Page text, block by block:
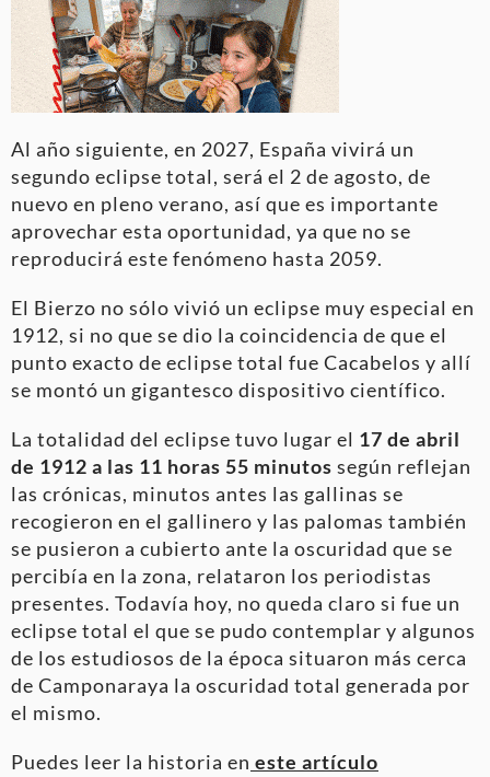
Al año siguiente, en 2027, España vivirá un
segundo eclipse total, será el 2 de agosto, de
nuevo en pleno verano, así que es importante
aprovechar esta oportunidad, ya que no se
reproducirá este fenómeno hasta 2059.
El Bierzo no sólo vivió un eclipse muy especial en
1912, si no que se dio la coincidencia de que el
punto exacto de eclipse total fue Cacabelos y allí
se montó un gigantesco dispositivo científico.
La totalidad del eclipse tuvo lugar el 17 de abril
de 1912 a las 11 horas 55 minutos según reflejan
las crónicas, minutos antes las gallinas se
recogieron en el gallinero y las palomas también
se pusieron a cubierto ante la oscuridad que se
percibía en la zona, relataron los periodistas
presentes. Todavía hoy, no queda claro si fue un
eclipse total el que se pudo contemplar y algunos
de los estudiosos de la época situaron más cerca
de Camponaraya la oscuridad total generada por
el mismo.
Puedes leer la historia en este artículo